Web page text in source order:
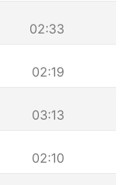
02:33
02:19
03:13
02:10